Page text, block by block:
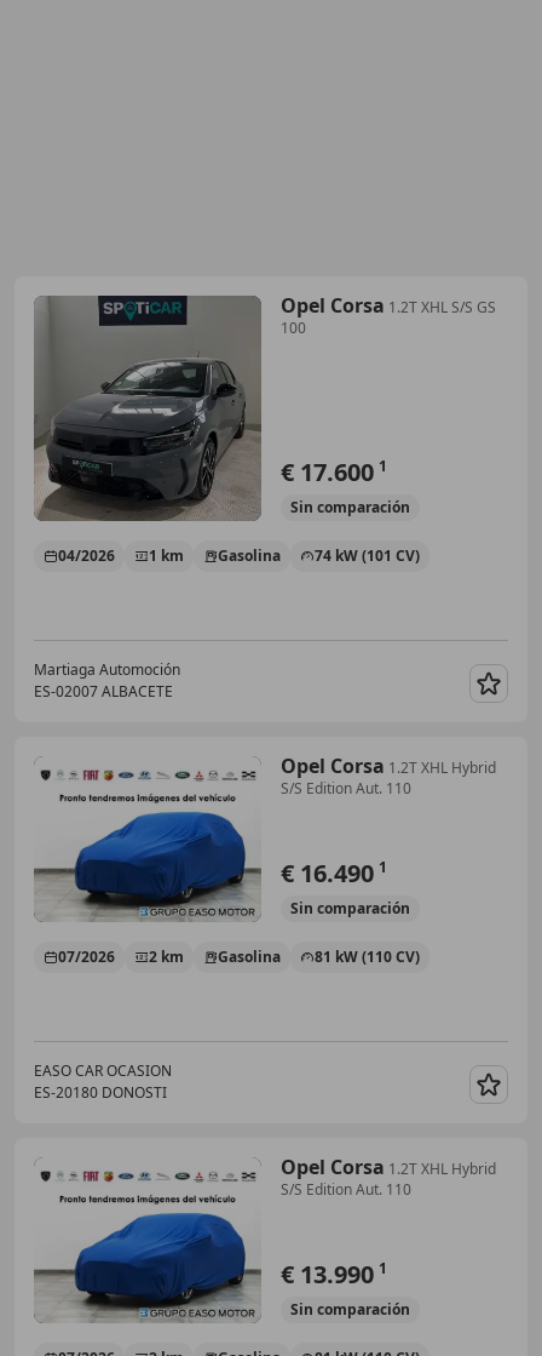
Opel Corsa 1.2T XHL S/S GS
100
€ 17.600 1
Sin comparación
04/2026 1 km Gasolina 74 kW (101 CV)
Martiaga Automoción
ES-02007 ALBACETE
Opel Corsa 1.2T XHL Hybrid
S/S Edition Aut. 110
€ 16.490 1
Sin comparación
07/2026 2 km Gasolina 81 kW (110 CV)
EASO CAR OCASION
ES-20180 DONOSTI
Opel Corsa 1.2T XHL Hybrid
S/S Edition Aut. 110
€ 13.990 1
Sin comparación